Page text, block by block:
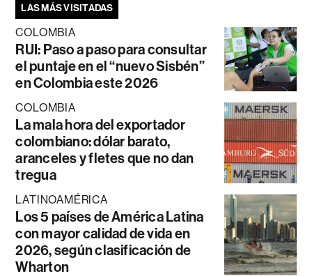
LAS MÁS VISITADAS
COLOMBIA
RUI: Paso a paso para consultar
el puntaje en el “nuevo Sisbén”
en Colombia este 2026
COLOMBIA
La mala hora del exportador
colombiano: dólar barato,
aranceles y fletes que no dan
tregua
LATINOAMÉRICA
Los 5 países de América Latina
con mayor calidad de vida en
2026, según clasificación de
Wharton